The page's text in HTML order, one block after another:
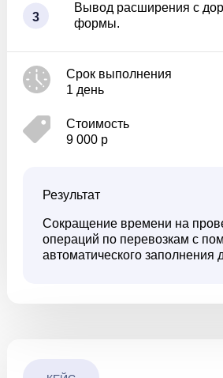
3
Вывод расширения с
формы.
Срок выполнения
1 день
Стоимость
9 000 р
Результат
Сокращение времени на
операций по перевозкам с
автоматического заполнения